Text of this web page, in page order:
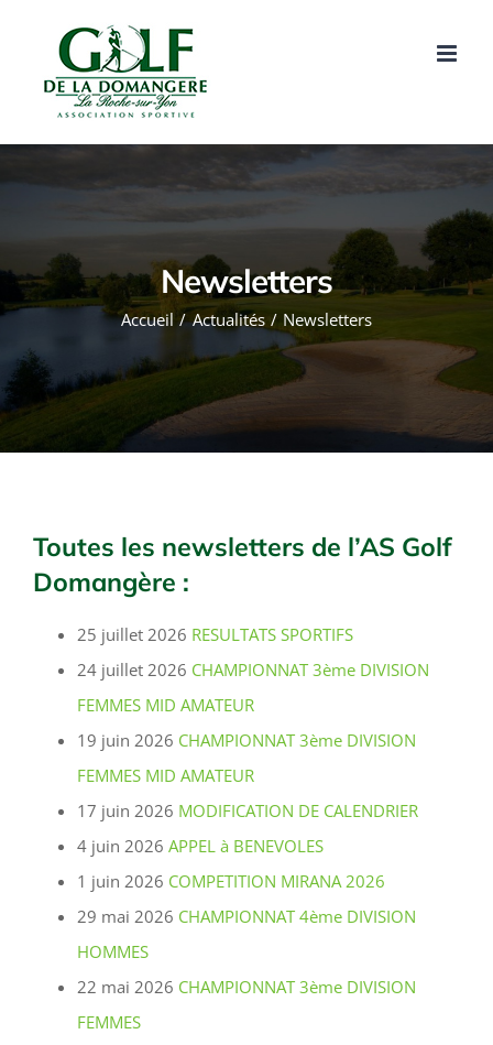
contenu
Newsletters
Accueil Actualités Newsletters
Toutes les newsletters de l’AS Golf
Domangère :
25 juillet 2026 RESULTATS SPORTIFS
24 juillet 2026 CHAMPIONNAT 3ème DIVISION
FEMMES MID AMATEUR
19 juin 2026 CHAMPIONNAT 3ème DIVISION
FEMMES MID AMATEUR
17 juin 2026 MODIFICATION DE CALENDRIER
4 juin 2026 APPEL à BENEVOLES
1 juin 2026 COMPETITION MIRANA 2026
29 mai 2026 CHAMPIONNAT 4ème DIVISION
HOMMES
22 mai 2026 CHAMPIONNAT 3ème DIVISION
FEMMES